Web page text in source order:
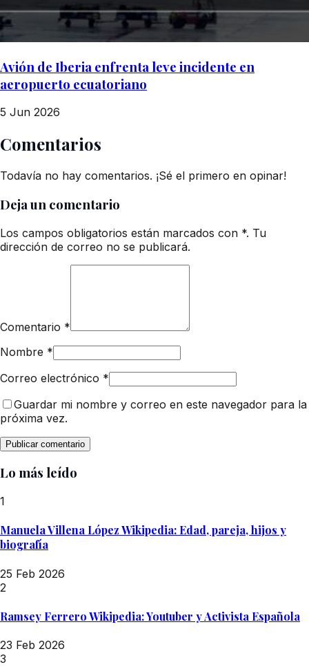
Avión de Iberia enfrenta leve incidente en
aeropuerto ecuatoriano
5 Jun 2026
Comentarios
Todavía no hay comentarios. ¡Sé el primero en opinar!
Deja un comentario
Los campos obligatorios están marcados con *. Tu
dirección de correo no se publicará.
Comentario *
Nombre *
Correo electrónico *
Guardar mi nombre y correo en este navegador para la
próxima vez.
Lo más leído
1
Manuela Villena López Wikipedia: Edad, pareja, hijos y
biografía
25 Feb 2026
2
Ramsey Ferrero Wikipedia: Youtuber y Activista Española
23 Feb 2026
3